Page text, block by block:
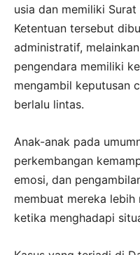
usia dan memiliki
Ketentuan tersebut
administratif,
pengendara memiliki
mengambil keputusan
berlalu lintas.
Anak-anak pada
perkembangan
emosi, dan
membuat mereka
ketika menghadapi